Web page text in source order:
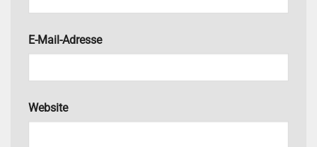
E-Mail-Adresse
Website